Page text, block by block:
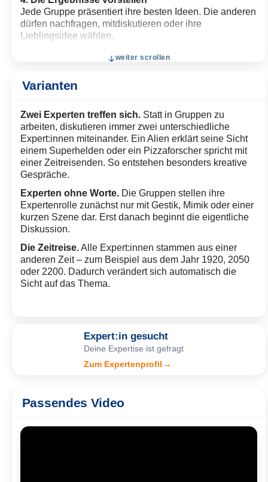
Jede Gruppe präsentiert ihre besten Ideen. Die anderen
dürfen nachfragen, mitdiskutieren oder ihre
Lieblingsidee wählen.
5. Kurz darüber sprechen
welche Perspektiven besonders überrascht haben und
wie sich die verschiedenen Rollen auf die Diskussion
weiter scrollen
Expert:in gesucht
Deine Expertise ist gefragt
Zum Expertenprofil →
Passendes Video
Varianten
Zwei Experten treffen sich. Statt in Gruppen zu
arbeiten, diskutieren immer zwei unterschiedliche
Expert:innen miteinander. Ein Alien erklärt seine Sicht
einem Superhelden oder ein Pizzaforscher spricht mit
einer Zeitreisenden. So entstehen besonders kreative
Gespräche.
Experten ohne Worte. Die Gruppen stellen ihre
Expertenrolle zunächst nur mit Gestik, Mimik oder einer
kurzen Szene dar. Erst danach beginnt die eigentliche
Diskussion.
Die Zeitreise.Alle Expert:innen stammen aus einer
anderen Zeit – zum Beispiel aus dem Jahr 1920, 2050
oder 2200. Dadurch verändert sich automatisch die
Sicht auf das Thema.